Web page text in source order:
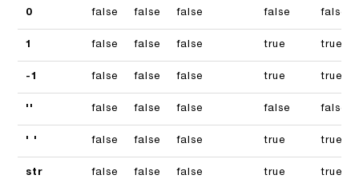
0 false false false false false
1 false false false true true
-1 false false false true true
'' false false false false false
' ' false false false true true
str false false false true true